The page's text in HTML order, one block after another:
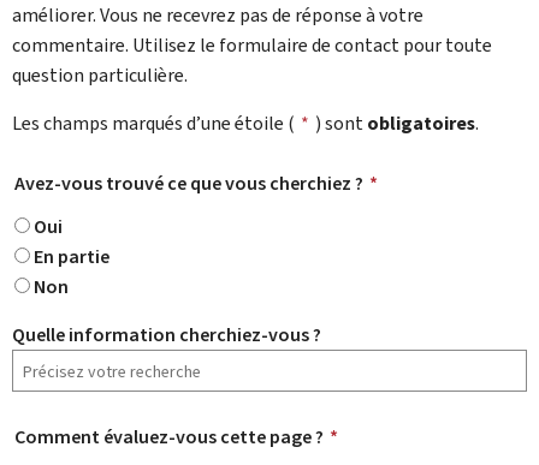
améliorer. Vous ne recevrez pas de réponse à votre
commentaire. Utilisez le formulaire de contact pour toute
question particulière.
Les champs marqués d’une étoile ( * ) sontobligatoires.
Avez-vous trouvé ce que vous cherchiez ? *
Oui
En partie
Non
Quelle information cherchiez-vous ?
Comment évaluez-vous cette page ? *